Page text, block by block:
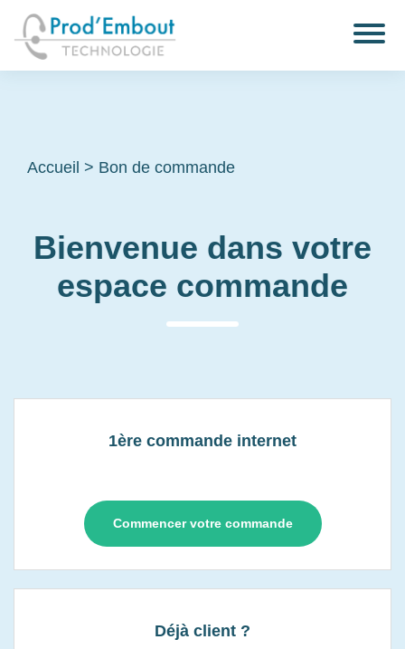
Accueil > Bon de commande
Bienvenue dans votre
espace commande
1ère commande internet
Commencer votre commande
Déjà client ?